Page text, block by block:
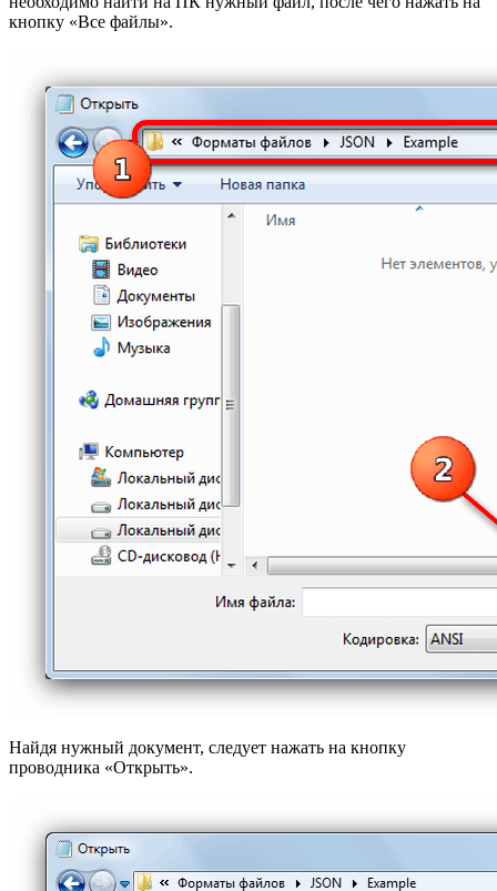
кнопку «Все файлы».
Найдя нужный документ, следует нажать на кнопку
проводника «Открыть».